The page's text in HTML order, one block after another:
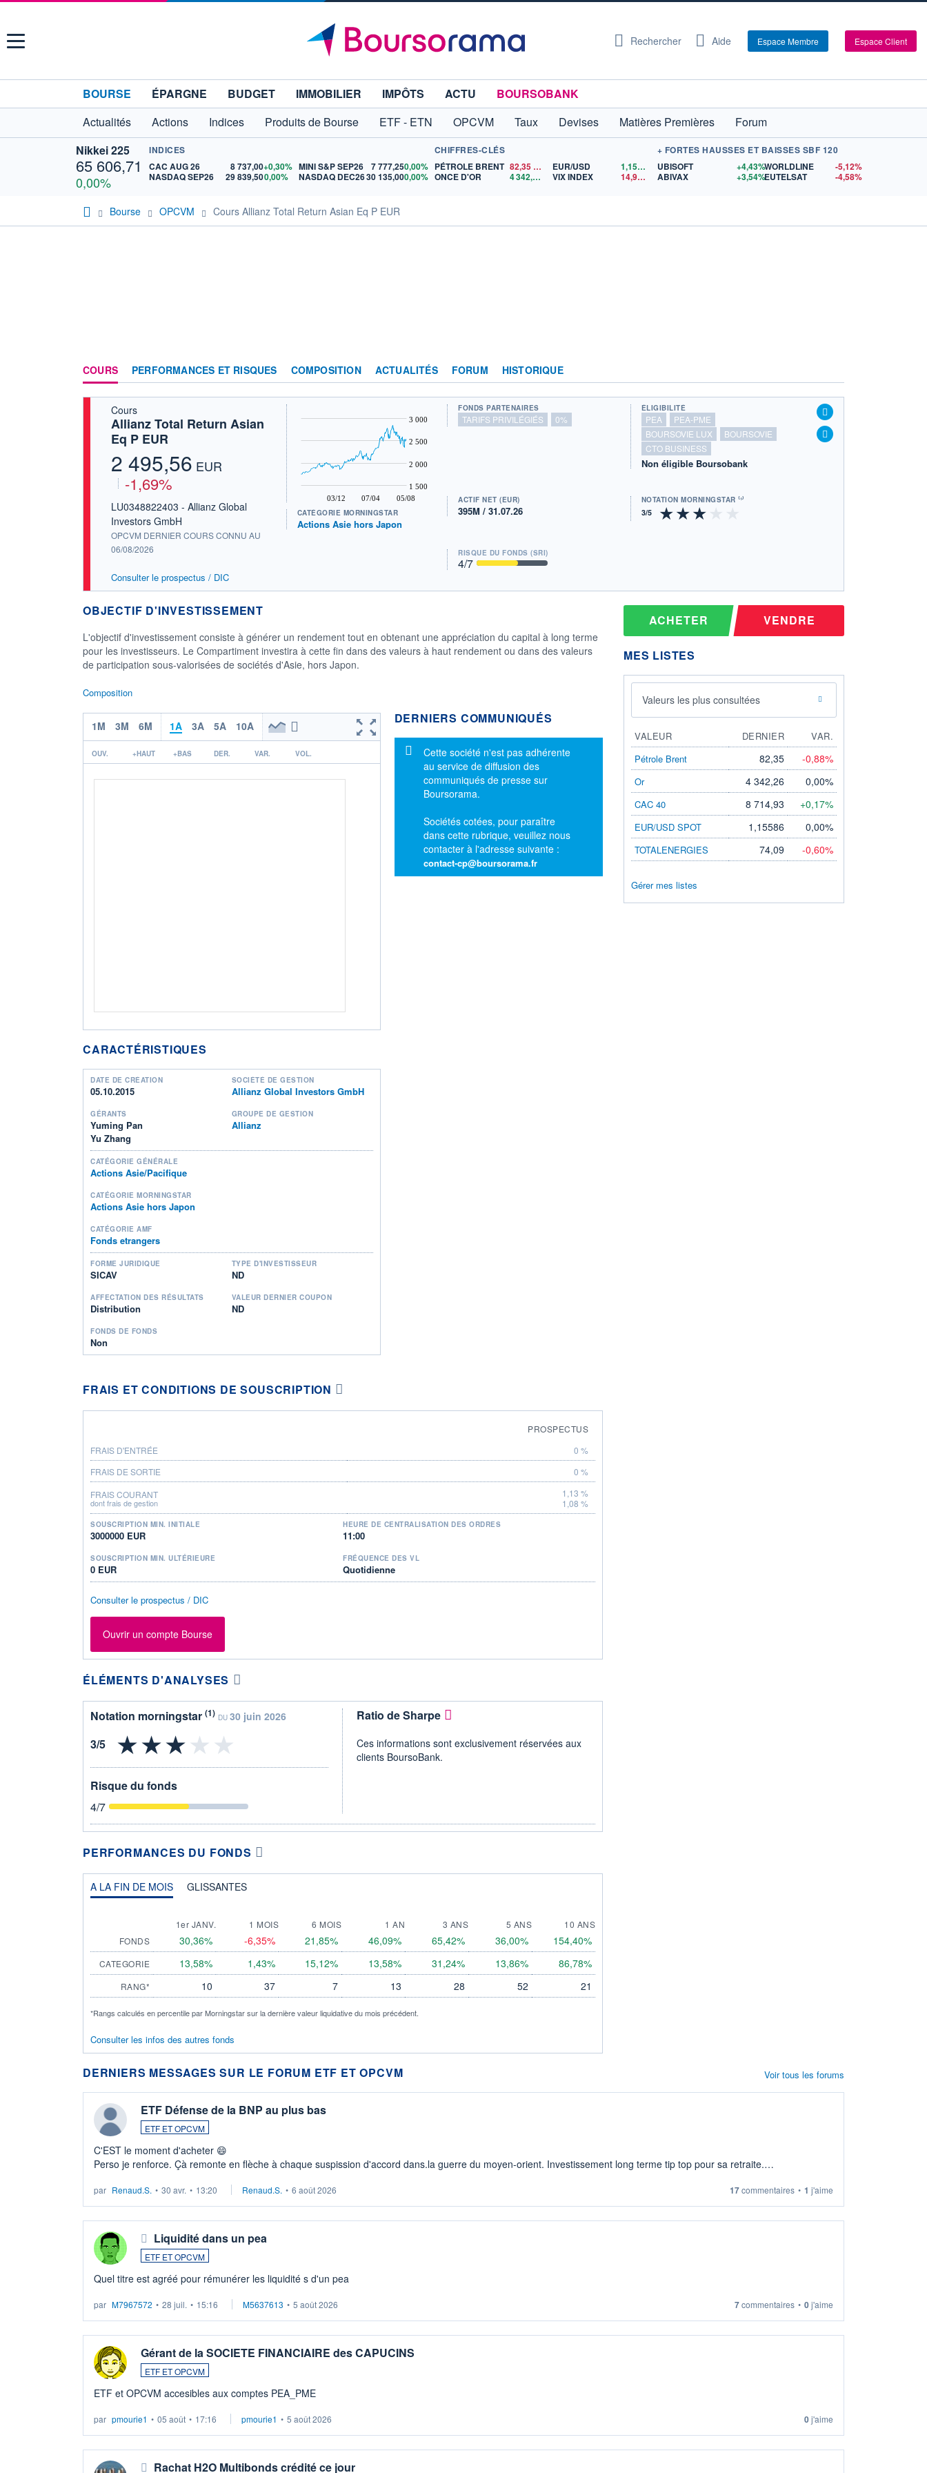
Menu Rechercher Aide Espace Membre Espace Client
BOURSE ÉPARGNE BUDGET IMMOBILIER IMPÔTS ACTU
BOURSOBANK
Actualités
Actions Indices Produits de Bourse ETF - ETN OPCVM Taux Devises Matières Premières
Forum
Nikkei 225
65 606,71
0,00%
INDICES
CAC AUG 26
8 737,00+0,30%
NASDAQ SEP26
29 839,500,00%
MINI S&P SEP26 7 777,250,00%
NASDAQ DEC2630 135,000,00%
CHIFFRES-CLÉS
PÉTROLE BRENT 82,35
ONCE D'OR
4 342,26 $US
EUR/USD 1,1559
$US
VIX INDEX
14,90$US
+ FORTES HAUSSES ET BAISSES SBF 120
UBISOFT
+4,43%
ABIVAX
+3,54%
WORLDLINE
-5,12%
EUTELSAT
-4,58%
Bourse OPCVM Cours Allianz Total Return Asian Eq P EUR
COURS PERFORMANCES ET RISQUES COMPOSITION ACTUALITÉS FORUM HISTORIQUE
Cours
Allianz Total Return Asian
Eq P EUR
2 495,56 EUR
-1,69%
LU0348822403 - Allianz Global
Investors GmbH
OPCVM DERNIER COURS CONNU AU
06/08/2026
Consulter le prospectus / DIC
03/12 07/04 05/08
1 500
2 000
2 500
3 000
CATÉGORIE MORNINGSTAR
Actions Asie hors Japon
FONDS PARTENAIRES
TARIFS PRIVILÉGIÉS 0%
ÉLIGIBILITÉ
PEA
PEA-PME
BOURSOVIE LUX
BOURSOVIE
CTO BUSINESS
Non éligible Boursobank
ACTIF NET (EUR)
395M / 31.07.26
NOTATION MORNINGSTAR ⁽¹⁾
RISQUE DU FONDS (SRI)
4/7
OBJECTIF D'INVESTISSEMENT
L'objectif d'investissement consiste à générer un rendement tout en obtenant une appréciation du capital à long terme
pour les investisseurs. Le Compartiment investira à cette fin dans des valeurs à haut rendement ou dans des valeurs
de participation sous-valorisées de sociétés d'Asie, hors Japon.
Composition
1M 3M 6M 1A 3A 5A 10A
OUV. +HAUT +BAS DER. VAR. VOL.
CARACTÉRISTIQUES
DATE DE CRÉATION
05.10.2015
SOCIÉTÉ DE GESTION
Allianz Global Investors GmbH
GÉRANTS
Yuming Pan
Yu Zhang
GROUPE DE GESTION
Allianz
CATÉGORIE GÉNÉRALE
Actions Asie/Pacifique
CATÉGORIE MORNINGSTAR
Actions Asie hors Japon
CATÉGORIE AMF
Fonds etrangers
FORME JURIDIQUE
SICAV
TYPE D'INVESTISSEUR
ND
AFFECTATION DES RÉSULTATS
Distribution
VALEUR DERNIER COUPON
ND
FONDS DE FONDS
Non
DERNIERS COMMUNIQUÉS
Message d'information
Cette société n'est pas adhérente
au service de diffusion des
communiqués de presse sur
Boursorama.
Sociétés cotées, pour paraître
dans cette rubrique, veuillez nous
contacter à l'adresse suivante :
contact-cp@boursorama.fr
FRAIS ET CONDITIONS DE SOUSCRIPTION
PROSPECTUS
FRAIS D'ENTRÉE
0 %
FRAIS DE SORTIE
0 %
FRAIS COURANT
dont frais de gestion
1,13 %
1,08 %
SOUSCRIPTION MIN. INITIALE
3000000 EUR
HEURE DE CENTRALISATION DES ORDRES
11:00
SOUSCRIPTION MIN. ULTÉRIEURE
0 EUR
FRÉQUENCE DES VL
Quotidienne
Consulter le prospectus / DIC
Ouvrir un compte Bourse
ÉLÉMENTS D'ANALYSES
Notation morningstar (1) DU 30 juin 2026
Risque du fonds
4/7
Ratio de Sharpe
Ces informations sont exclusivement réservées aux
clients BoursoBank.
PERFORMANCES DU FONDS
A LA FIN DE MOIS GLISSANTES
1er JANV. 1 MOIS 6 MOIS 1 AN 3 ANS 5 ANS
10 ANS
FONDS
30,36% -6,35% 21,85% 46,09% 65,42% 36,00% 154,40%
CATEGORIE 13,58% 1,43% 15,12% 13,58% 31,24% 13,86% 86,78%
RANG* 10 37 7 13 28 52 21
*Rangs calculés en percentile par Morningstar sur la dernière valeur liquidative du mois précédent.
Consulter les infos des autres fonds
ACHETER VENDRE
MES LISTES
Valeurs les plus consultées
VALEUR DERNIER
VAR.
Pétrole Brent
82,35 -0,88%
Or 4 342,26 0,00%
CAC 40 8 714,93 +0,17%
EUR/USD SPOT 1,15586 0,00%
TOTALENERGIES 74,09 -0,60%
Gérer mes listes
DERNIERS MESSAGES SUR LE FORUM ETF ET OPCVM
ETF Défense de la BNP au plus bas
ETF ET OPCVM
C'EST le moment d'acheter 😄​
Perso je renforce. Çà remonte en flèche à chaque suspission d'accord dans.la guerre du moyen-orient. Investissement long terme tip top pour sa retraite.
par Renaud.S. • 30 avr. • 13:20 Renaud.S. • 6 août 2026 17commentaires • 1 j'aime
Liquidité dans un pea
ETF ET OPCVM
Quel titre est agréé pour rémunérer les liquidité s d'un pea
par M7967572 • 28 juil. • 15:16 M5637613 • 5 août 2026 7commentaires • 0j'aime
Gérant de la SOCIETE FINANCIAIRE des CAPUCINS
ETF ET OPCVM
ETF et OPCVM accesibles aux comptes PEA_PME
par pmourie1 • 05 août • 17:16 pmourie1 • 5 août 2026 0j'aime
Rachat H2O Multibonds crédité ce jour
Voir tous les forums